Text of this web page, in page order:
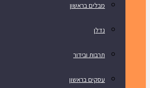
מבלים בראשון
נדלן
תרבות ובידור
עסקים בראשון